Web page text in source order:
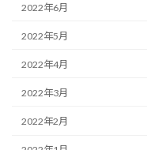
2022年6月
2022年5月
2022年4月
2022年3月
2022年2月